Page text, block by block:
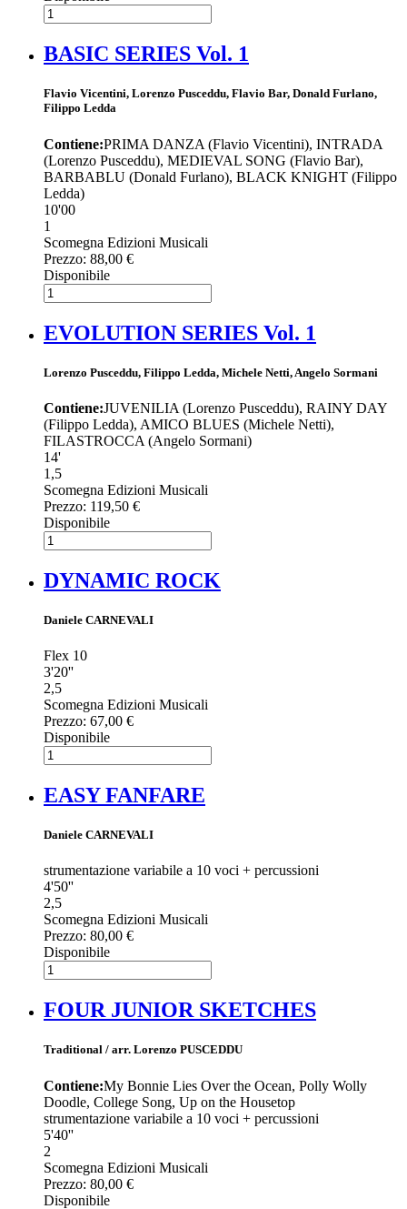
BASIC SERIES Vol. 1
Flavio Vicentini, Lorenzo Pusceddu, Flavio Bar, Donald Furlano,
Filippo Ledda
Contiene:PRIMA DANZA (Flavio Vicentini), INTRADA
(Lorenzo Pusceddu), MEDIEVAL SONG (Flavio Bar),
BARBABLU (Donald Furlano), BLACK KNIGHT (Filippo
Ledda)
10'00
1
Scomegna Edizioni Musicali
Prezzo: 88,00 €
Disponibile
EVOLUTION SERIES Vol. 1
Lorenzo Pusceddu, Filippo Ledda, Michele Netti, Angelo Sormani
Contiene:JUVENILIA (Lorenzo Pusceddu), RAINY DAY
(Filippo Ledda), AMICO BLUES (Michele Netti),
FILASTROCCA (Angelo Sormani)
14'
1,5
Scomegna Edizioni Musicali
Prezzo: 119,50 €
Disponibile
DYNAMIC ROCK
Daniele CARNEVALI
Flex 10
3'20''
2,5
Scomegna Edizioni Musicali
Prezzo: 67,00 €
Disponibile
EASY FANFARE
Daniele CARNEVALI
strumentazione variabile a 10 voci + percussioni
4'50''
2,5
Scomegna Edizioni Musicali
Prezzo: 80,00 €
Disponibile
FOUR JUNIOR SKETCHES
Traditional / arr. Lorenzo PUSCEDDU
Contiene:My Bonnie Lies Over the Ocean, Polly Wolly
Doodle, College Song, Up on the Housetop
strumentazione variabile a 10 voci + percussioni
5'40''
2
Scomegna Edizioni Musicali
Prezzo: 80,00 €
Disponibile